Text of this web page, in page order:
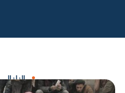
الزلزال